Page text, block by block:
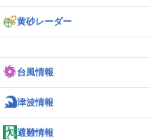
黄砂レーダー
台風情報
津波情報
避難情報